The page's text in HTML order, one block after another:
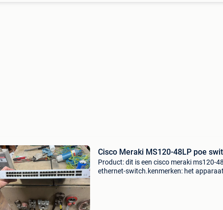
Cisco Meraki MS120-48LP poe
Product: dit is een cisco meraki ms120-
ethernet-switch.kenmerken: het apparaat